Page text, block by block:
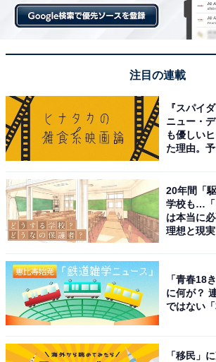
2位は二宮和也さんです。1983年6月生
に嵐のメンバーとして『A・RA・SHI
個人では俳優業で成功し、クリント・
出演し世界的な評価を受けます。
グループでは数多くのヒット曲を発売
き通る歌声を披露。さらに、2022年6月
バー・アルバム『○○と二宮と』を発表
『Pretender』や『ひまわりの約束』な
歌い上げています。高音が美しく、ど
の色に染めてしまう実力者です。
コメントを見ると、「ニノは歌声が綺
聴いたとき、めちゃくちゃ上手くてか
注目の連載
『スパイ
ニュー・
も優しい
た理由。
20年間「
学校も…「
は本当に
理想と現実
「青春18
に何が？
ではない「
「移民」